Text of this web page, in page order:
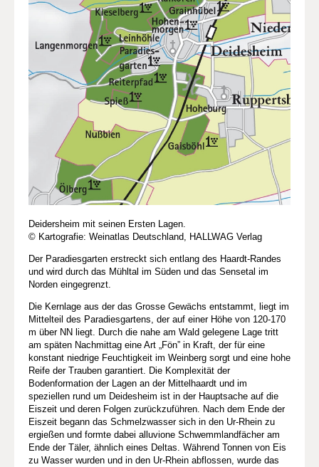
Deidersheim mit seinen Ersten Lagen.
© Kartografie: Weinatlas Deutschland, HALLWAG Verlag
Der Paradiesgarten erstreckt sich entlang des Haardt-Randes
und wird durch das Mühltal im Süden und das Sensetal im
Norden eingegrenzt.
Die Kernlage aus der das Grosse Gewächs entstammt, liegt im
Mittelteil des Paradiesgartens, der auf einer Höhe von 120-170
m über NN liegt. Durch die nahe am Wald gelegene Lage tritt
am späten Nachmittag eine Art „Fön” in Kraft, der für eine
konstant niedrige Feuchtigkeit im Weinberg sorgt und eine hohe
Reife der Trauben garantiert. Die Komplexität der
Bodenformation der Lagen an der Mittelhaardt und im
speziellen rund um Deidesheim ist in der Hauptsache auf die
Eiszeit und deren Folgen zurückzuführen. Nach dem Ende der
Eiszeit begann das Schmelzwasser sich in den Ur-Rhein zu
ergießen und formte dabei alluvione Schwemmlandfächer am
Ende der Täler, ähnlich eines Deltas. Während Tonnen von Eis
zu Wasser wurden und in den Ur-Rhein abflossen, wurde das